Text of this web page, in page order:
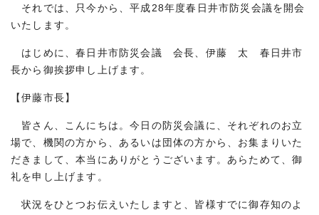
それでは、只今から、平成28年度春日井市防災会議を開会
いたします。
はじめに、春日井市防災会議 会長、伊藤 太 春日井市
長から御挨拶申し上げます。
【伊藤市長】
皆さん、こんにちは。今日の防災会議に、それぞれのお立
場で、機関の方から、あるいは団体の方から、お集まりいた
だきまして、本当にありがとうございます。あらためて、御
礼を申し上げます。
状況をひとつお伝えいたしますと、皆様すでに御存知のよ